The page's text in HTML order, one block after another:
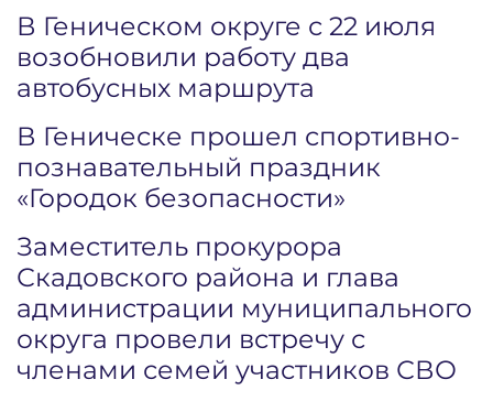
В Геническом округе с 22 июля
возобновили работу два
автобусных маршрута
В Геническе прошел спортивно-
познавательный праздник
«Городок безопасности»
Заместитель прокурора
Скадовского района и глава
администрации муниципального
округа провели встречу с
членами семей участников СВО